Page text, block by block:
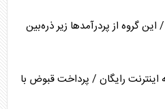
گروه از پردرآمد‌ها زیر ذره‌بین
رایگان / پرداخت قبوض با